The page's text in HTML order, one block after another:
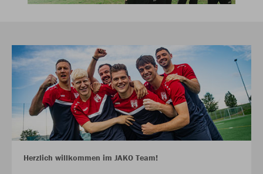
Herzlich willkommen im JAKO Team!